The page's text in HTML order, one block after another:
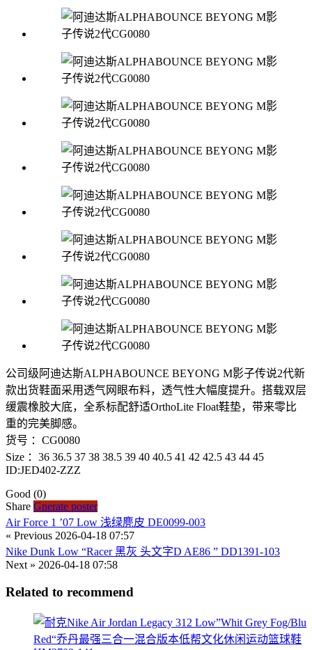
公司级阿迪达斯ALPHABOUNCE BEYONG M影子传说2代新
款出货鞋面采用透气网眼布料，透气性大幅度提升。搭载双层
缓震橡胶大底，全系标配舒适OrthoLite Float鞋垫，带来零比
重的完美脚感。
货号 ：CG0080
Size ：36 36.5 37 38 38.5 39 40 40.5 41 42 42.5 43 44 45
ID:JED402-ZZZ
Good (0)
Share Gnerate poster
Air Force 1 ’07 Low 浅绿麂皮 DE0099-003
« Previous 2026-04-18 07:57
Nike Dunk Low “Racer 黑灰 头文字D AE86 ” DD1391-103
Next » 2026-04-18 07:58
Related to recommend